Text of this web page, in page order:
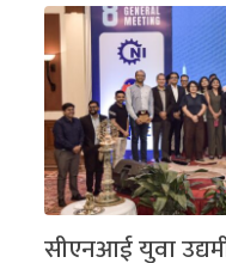
सीएनआई युवा